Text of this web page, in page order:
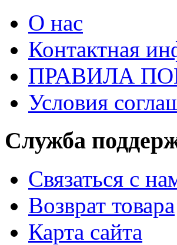
О нас
Контактная
ПРАВИЛА
Условия
Служба
Связаться с
Возврат товара
Карта сайта